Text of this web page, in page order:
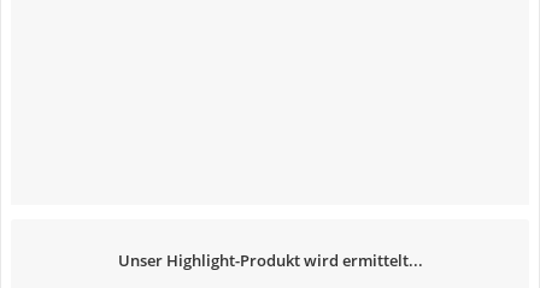
Unser Highlight-Produkt wird ermittelt...